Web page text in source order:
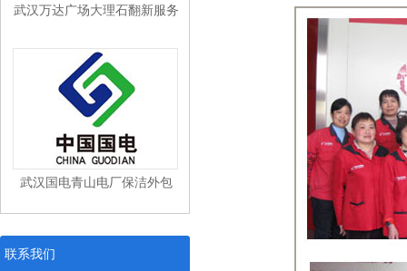
武汉万达广场大理石翻新服务
武汉国电青山电厂保洁外包
联系我们